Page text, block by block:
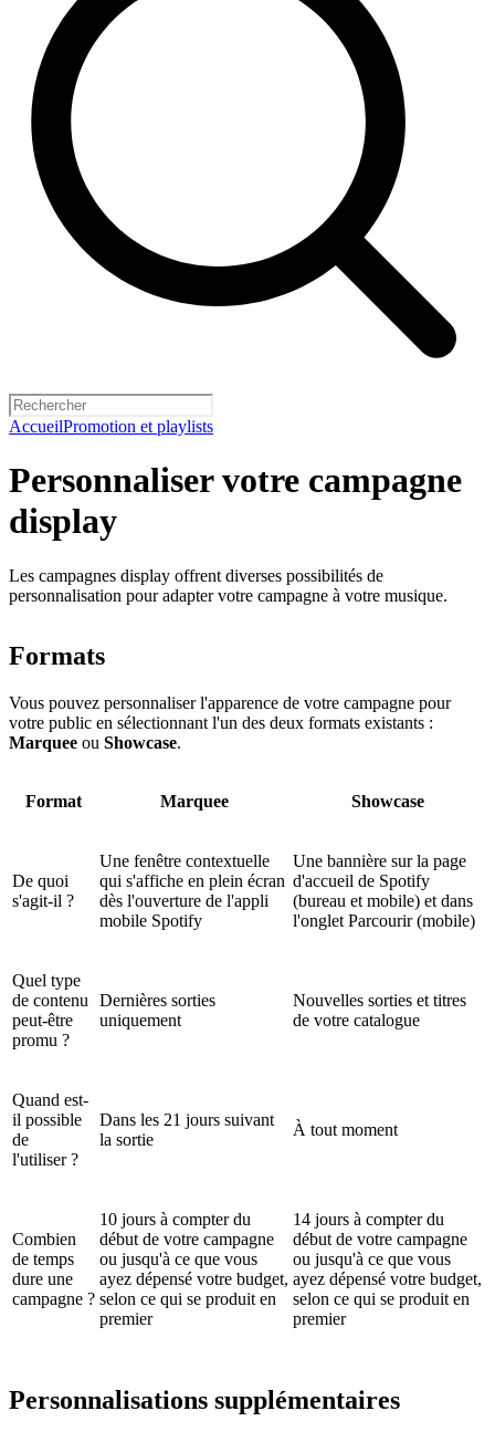
AccueilPromotion et playlists
Personnaliser votre campagne
display
Les campagnes display offrent diverses possibilités de
personnalisation pour adapter votre campagne à votre musique.
Formats
Vous pouvez personnaliser l'apparence de votre campagne pour
votre public en sélectionnant l'un des deux formats existants :
Marquee ou Showcase.
Format Marquee Showcase
De quoi
s'agit-il ?
Une fenêtre contextuelle
qui s'affiche en plein écran
dès l'ouverture de l'appli
mobile Spotify
Une bannière sur la page
d'accueil de Spotify
(bureau et mobile) et dans
l'onglet Parcourir (mobile)
Quel type
de contenu
peut-être
promu ?
Dernières sorties
uniquement
Nouvelles sorties et titres
de votre catalogue
Quand est-
il possible
de
l'utiliser ?
Dans les 21 jours suivant
la sortie
À tout moment
Combien
de temps
dure une
campagne ?
10 jours à compter du
début de votre campagne
ou jusqu'à ce que vous
ayez dépensé votre budget,
selon ce qui se produit en
premier
14 jours à compter du
début de votre campagne
ou jusqu'à ce que vous
ayez dépensé votre budget,
selon ce qui se produit en
premier
Personnalisations supplémentaires